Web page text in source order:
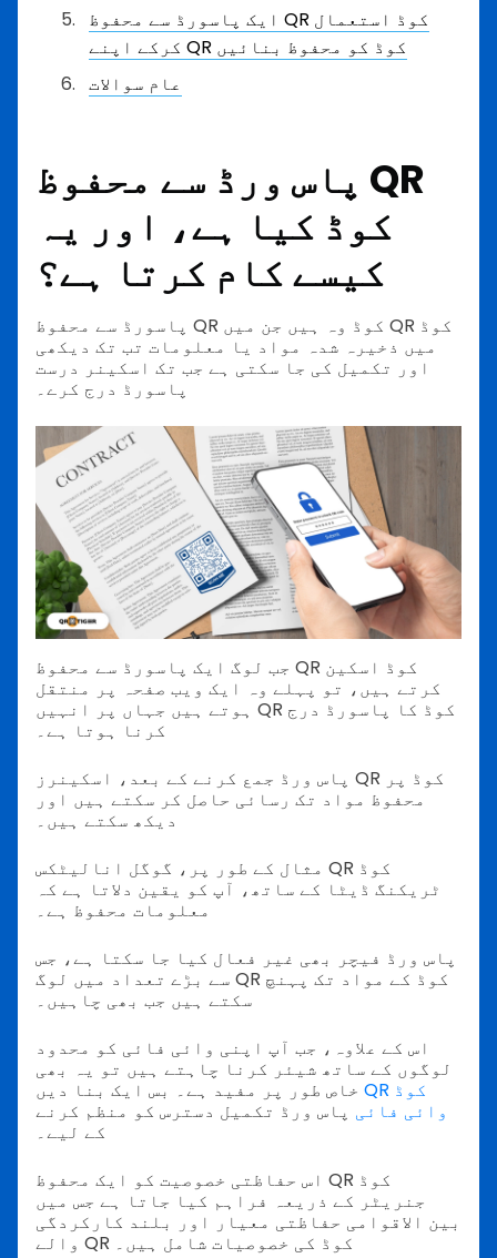
ایک پاسورڈ سے محفوظ QR کوڈ استعمال
کرکے اپنے QR کوڈ کو محفوظ بنائیں
عام سوالات
پاس ورڈ سے محفوظ QR
کوڈ کیا ہے، اور یہ
کیسے کام کرتا ہے؟
پاسورڈ سے محفوظ QR کوڈ وہ ہیں جن میں QR کوڈ
میں ذخیرہ شدہ مواد یا معلومات تب تک دیکھی
اور تکمیل کی جا سکتی ہے جب تک اسکینر درست
پاسورڈ درج کرے۔
جب لوگ ایک پاسورڈ سے محفوظ QR کوڈ اسکین
کرتے ہیں، تو پہلے وہ ایک ویب صفحہ پر منتقل
ہوتے ہیں جہاں پر انہیں QR کوڈ کا پاسورڈ درج
کرنا ہوتا ہے۔
پاس ورڈ جمع کرنے کے بعد، اسکینرز QR کوڈ پر
محفوظ مواد تک رسائی حاصل کر سکتے ہیں اور
دیکھ سکتے ہیں۔
مثال کے طور پر، گوگل انالیٹکس QR کوڈ
ٹریکنگ ڈیٹا کے ساتھ، آپ کو یقین دلاتا ہے کہ
معلومات محفوظ ہے۔
پاس ورڈ فیچر بھی غیر فعال کیا جا سکتا ہے، جس
سے بڑے تعداد میں لوگ QR کوڈ کے مواد تک پہنچ
سکتے ہیں جب بھی چاہیں۔
اس کے علاوہ، جب آپ اپنی وائی فائی کو محدود
لوگوں کے ساتھ شیئر کرنا چاہتے ہیں تو یہ بھی
QR کوڈ
وائی فائی پاس ورڈ تکمیل دسترس کو منظم کرنے
کے لیے۔
اس حفاظتی خصوصیت کو ایک محفوظ QR کوڈ
جنریٹر کے ذریعہ فراہم کیا جاتا ہے جس میں
بین الاقوامی حفاظتی معیار اور بلند کارکردگی
والے QR کوڈ کی خصوصیات شامل ہیں۔